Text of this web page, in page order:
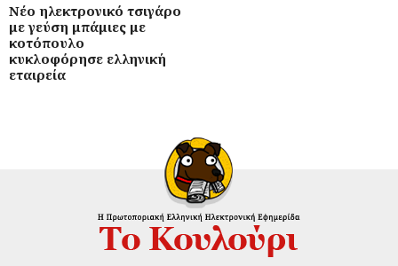
Νέο ηλεκτρονικό τσιγάρο
με γεύση μπάμιες με
κοτόπουλο
κυκλοφόρησε ελληνική
εταιρεία